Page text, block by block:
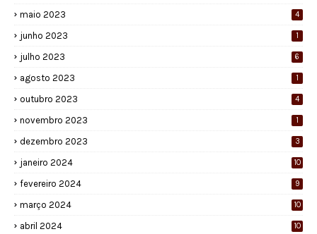
maio 2023 4
junho 2023 1
julho 2023 6
agosto 2023 1
outubro 2023 4
novembro 2023 1
dezembro 2023 3
janeiro 2024 10
fevereiro 2024 9
março 2024 10
abril 2024 10